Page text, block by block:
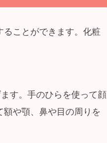
ことができます。化粧
す。手のひらを使って顔
や顎、鼻や目の周りを